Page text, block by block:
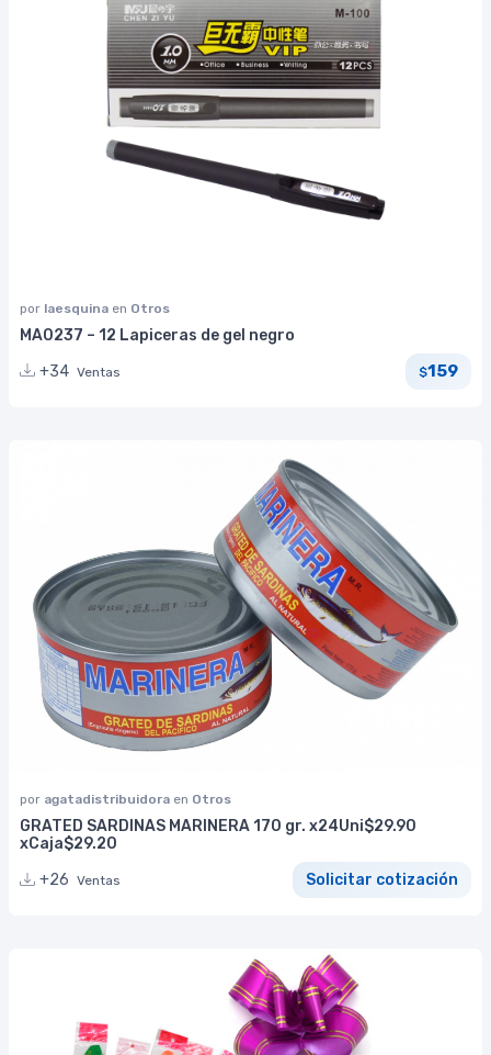
por laesquina en Otros
MA0237 – 12 Lapiceras de gel negro
+34 Ventas $159
por agatadistribuidora en Otros
GRATED SARDINAS MARINERA 170 gr. x24Uni$29.90
xCaja$29.20
+26 Ventas Solicitar cotización